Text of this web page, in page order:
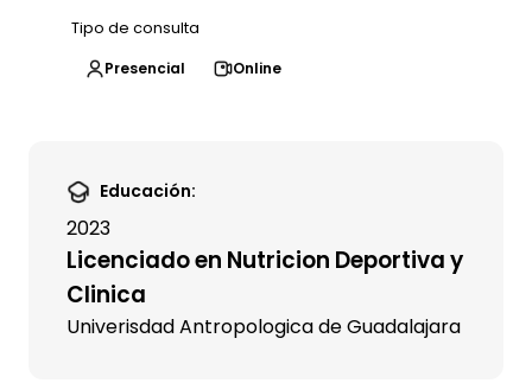
Tipo de consulta
Presencial
Online
Educación:
2023
Licenciado en Nutricion Deportiva y
Clinica
Univerisdad Antropologica de Guadalajara